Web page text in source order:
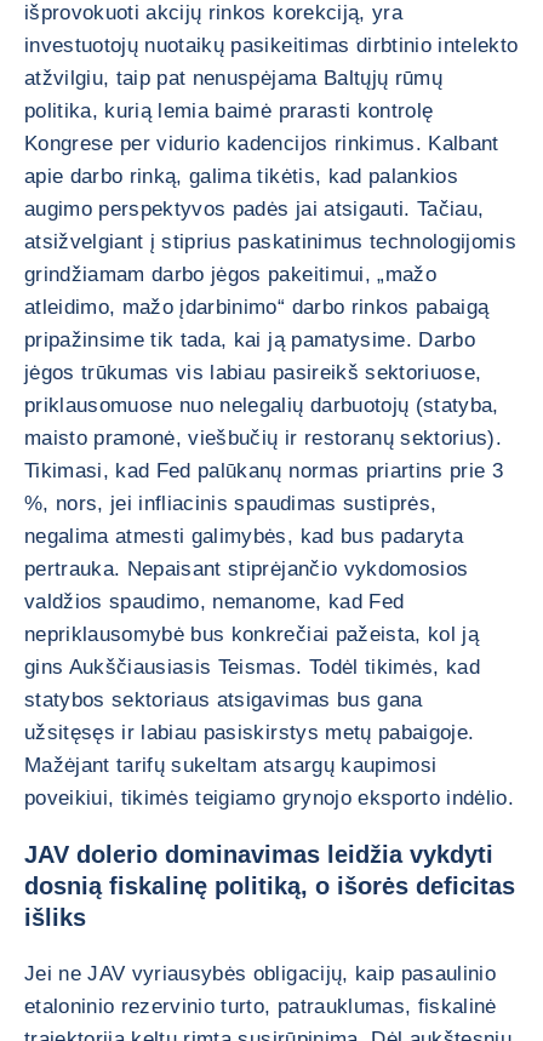
išprovokuoti akcijų rinkos korekciją, yra
investuotojų nuotaikų pasikeitimas dirbtinio intelekto
atžvilgiu, taip pat nenuspėjama Baltųjų rūmų
politika, kurią lemia baimė prarasti kontrolę
Kongrese per vidurio kadencijos rinkimus. Kalbant
apie darbo rinką, galima tikėtis, kad palankios
augimo perspektyvos padės jai atsigauti. Tačiau,
atsižvelgiant į stiprius paskatinimus technologijomis
grindžiamam darbo jėgos pakeitimui, „mažo
atleidimo, mažo įdarbinimo“ darbo rinkos pabaigą
pripažinsime tik tada, kai ją pamatysime. Darbo
jėgos trūkumas vis labiau pasireikš sektoriuose,
priklausomuose nuo nelegalių darbuotojų (statyba,
maisto pramonė, viešbučių ir restoranų sektorius).
Tikimasi, kad Fed palūkanų normas priartins prie 3
%, nors, jei infliacinis spaudimas sustiprės,
negalima atmesti galimybės, kad bus padaryta
pertrauka. Nepaisant stiprėjančio vykdomosios
valdžios spaudimo, nemanome, kad Fed
nepriklausomybė bus konkrečiai pažeista, kol ją
gins Aukščiausiasis Teismas. Todėl tikimės, kad
statybos sektoriaus atsigavimas bus gana
užsitęsęs ir labiau pasiskirstys metų pabaigoje.
Mažėjant tarifų sukeltam atsargų kaupimosi
poveikiui, tikimės teigiamo grynojo eksporto indėlio.
JAV dolerio dominavimas leidžia vykdyti
dosnią fiskalinę politiką, o išorės deficitas
išliks
Jei ne JAV vyriausybės obligacijų, kaip pasaulinio
etaloninio rezervinio turto, patrauklumas, fiskalinė